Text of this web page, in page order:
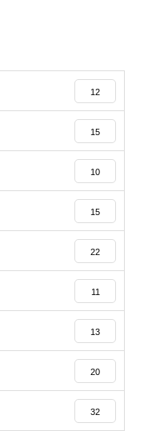
12
15
10
15
22
11
13
20
32